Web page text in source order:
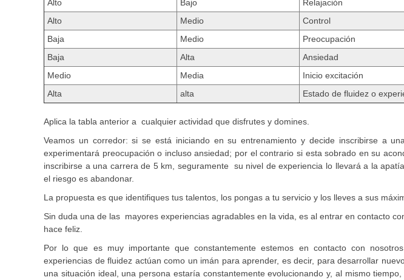
Alto
Bajo
Relajación
Alto
Medio
Control
Baja
Medio
Preocupación
Baja
Alta
Ansiedad
Medio
Media
Inicio excitación
Alta
alta Estado de fluidez o
Aplica la tabla anterior a cualquier actividad que disfrutes y domines.
Veamos un corredor: si se está iniciando en su entrenamiento y decide inscribirse a
experimentará preocupación o incluso ansiedad; por el contrario si esta sobrado en su
inscribirse a una carrera de 5 km, seguramente su nivel de experiencia lo llevará a la
el riesgo es abandonar.
La propuesta es que identifiques tus talentos, los pongas a tu servicio y los lleves a sus
Sin duda una de las mayores experiencias agradables en la vida, es al entrar en contacto
hace feliz.
Por lo que es muy importante que constantemente estemos en contacto con
experiencias de fluidez actúan como un imán para aprender, es decir, para desarrollar
una situación ideal, una persona estaría constantemente evolucionando y, al mismo